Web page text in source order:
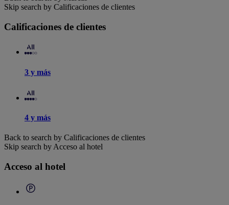
Skip search by Calificaciones de clientes
Calificaciones de clientes
3 y más
4 y más
Back to search by Calificaciones de clientes
Skip search by Acceso al hotel
Acceso al hotel